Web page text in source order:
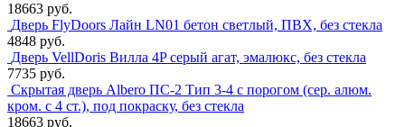
18663 руб.
Дверь FlyDoors Лайн LN01 бетон светлый, ПВХ, без стекла
4848 руб.
Дверь VellDoris Вилла 4P серый агат, эмалюкс, без стекла
7735 руб.
Скрытая дверь Albero ПС-2 Тип 3-4 с порогом (сер. алюм.
кром. с 4 ст.), под покраску, без стекла
18663 руб.